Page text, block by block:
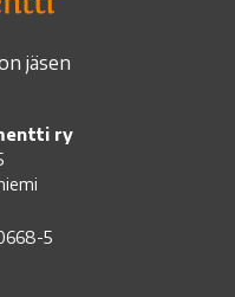
jäsen
ry
5